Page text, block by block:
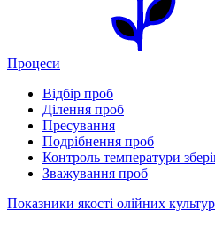
Процеси
Відбір проб
Ділення проб
Пресування
Подрібнення проб
Контроль температури
Зважування проб
Показники якості олійних культур